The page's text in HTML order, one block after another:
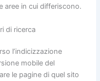
aree in cui differiscono.
di ricerca
l’indicizzazione
mobile del
le pagine di quel sito